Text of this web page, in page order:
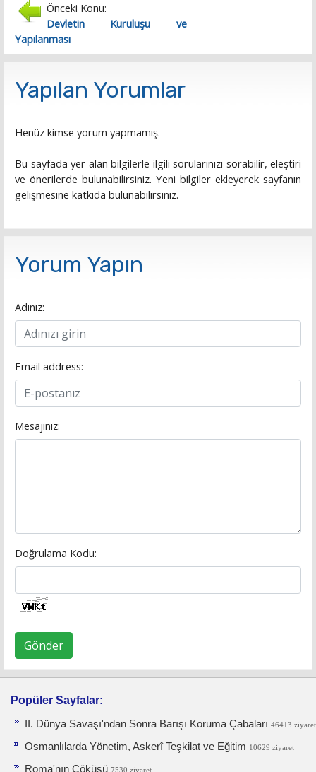
Önceki Konu:
Devletin Kuruluşu ve
Yapılanması
Yapılan Yorumlar
Henüz kimse yorum yapmamış.
Bu sayfada yer alan bilgilerle ilgili sorularınızı sorabilir, eleştiri
ve önerilerde bulunabilirsiniz. Yeni bilgiler ekleyerek sayfanın
gelişmesine katkıda bulunabilirsiniz.
Yorum Yapın
Adınız:
Email address:
Mesajınız:
Doğrulama Kodu:
Gönder
Popüler Sayfalar:
II. Dünya Savaşı'ndan Sonra Barışı Koruma Ça­baları 46413 ziyaret
Osmanlılarda Yönetim, Askerî Teşkilat ve Eğitim 10629 ziyaret
Roma'nın Çöküşü